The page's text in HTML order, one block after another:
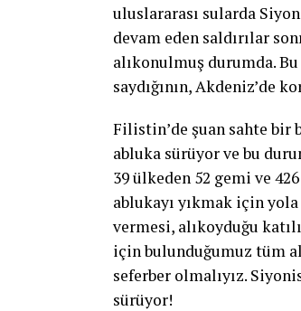
uluslararası sularda
devam eden saldırılar
alıkonulmuş durumda.
saydığının, Akdeniz’de
Filistin’de şuan sahte bir
abluka sürüyor ve bu
39 ülkeden 52 gemi ve
ablukayı yıkmak için yola
vermesi, alıkoyduğu
için bulunduğumuz tüm
seferber olmalıyız.
sürüyor!